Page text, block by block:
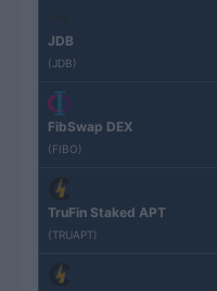
JDB
(JDB)
FibSwap DEX
(FIBO)
TruFin Staked APT
(TRUAPT)